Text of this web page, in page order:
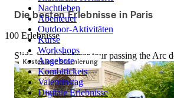
Nachtleben
Abenteuer
Outdoor-Aktivitäten
Kurse
Workshops
Angebote
Kombitickets
Valentinstag
Digitale Erlebnisse
Die besten Erlebnisse in Paris
100 Erlebnisse
Kostenlose Stornierung
Slide 1 of 1, Sidecar tour passing the Arc